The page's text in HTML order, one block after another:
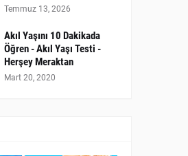
Temmuz 13, 2026
Akıl Yaşını 10 Dakikada
Öğren - Akıl Yaşı Testi -
Herşey Meraktan
Mart 20, 2020